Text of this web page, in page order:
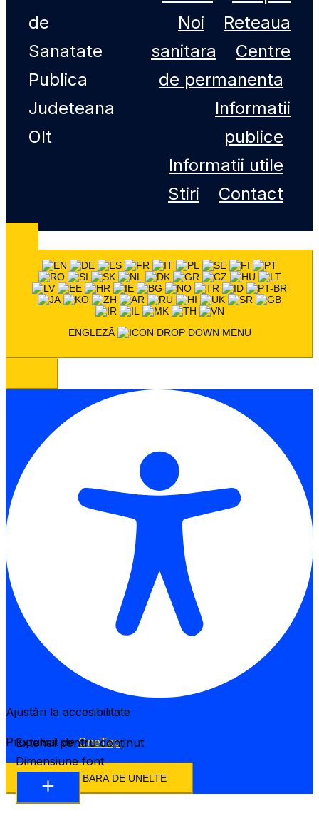
de
Sanatate
Publica
Judeteana
Olt
Noi
Reteaua
sanitara
Centre
de permanenta
Informatii
publice
Informatii utile
Stiri
Contact
ENGLEZĂ
Ajustări la accesibilitate
Propulsat deOneTap
ASCUNDE BARA DE UNELTE
Extensii pentru conținut
Dimensiune font